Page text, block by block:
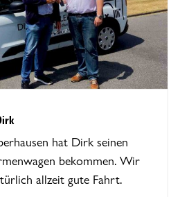
hat Dirk seinen
bekommen. Wir
allzeit gute Fahrt.